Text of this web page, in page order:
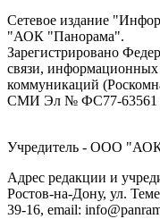
Сетевое издание
"АОК "Панорама".
Зарегистрировано
связи,
коммуникаций
СМИ Эл № ФС77-63561
Учредитель - ООО
Адрес редакции и
Ростов-на-Дону, ул.
39-16, email: